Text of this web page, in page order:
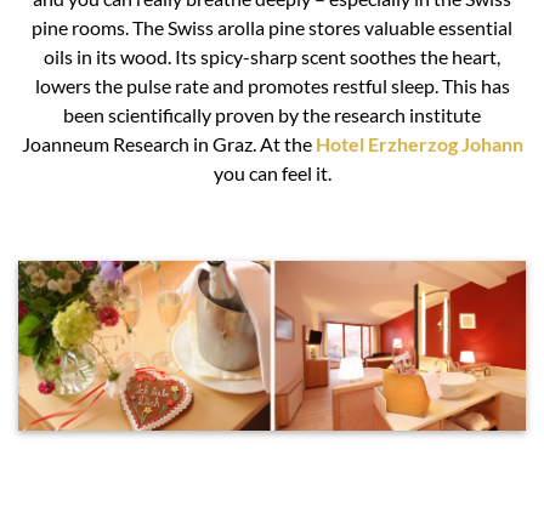
pine rooms. The Swiss arolla pine stores valuable essential
oils in its wood. Its spicy-sharp scent soothes the heart,
lowers the pulse rate and promotes restful sleep. This has
been scientifically proven by the research institute
Joanneum Research in Graz. At the Hotel Erzherzog Johann
you can feel it.